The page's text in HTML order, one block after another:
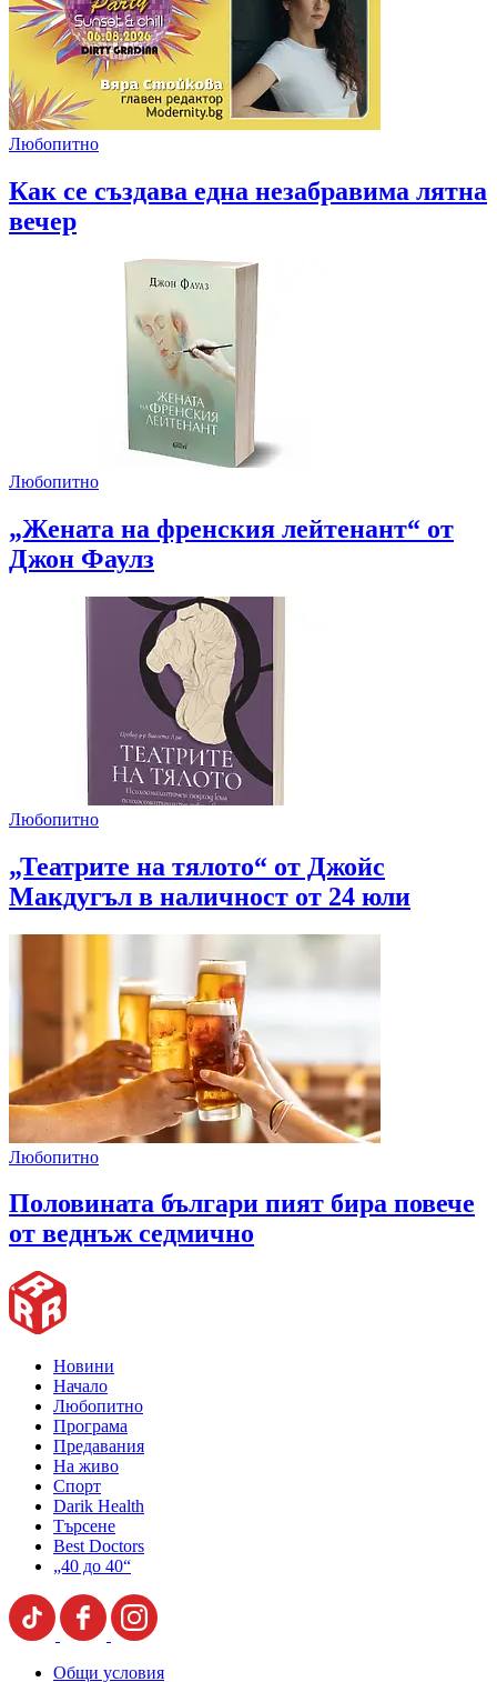
Любопитно
Как се създава една незабравима лятна
вечер
Любопитно
„Жената на френския лейтенант“ от
Джон Фаулз
Любопитно
„Театрите на тялото“ от Джойс
Макдугъл в наличност от 24 юли
Любопитно
Половината българи пият бира повече
от веднъж седмично
Новини
Начало
Любопитно
Програма
Предавания
На живо
Спорт
Darik Health
Търсене
Best Doctors
„40 до 40“
Общи условия